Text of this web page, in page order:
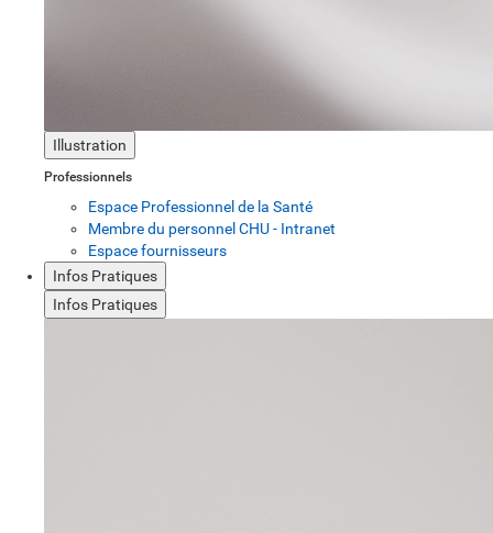
Illustration
Professionnels
Espace Professionnel de la Santé
Membre du personnel CHU - Intranet
Espace fournisseurs
Infos Pratiques
Infos Pratiques